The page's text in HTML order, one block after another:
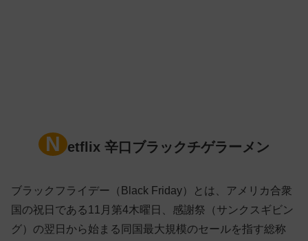
N etflix 辛口ブラックチゲラーメン
ブラックフライデー（Black Friday）とは、アメリカ合衆
国の祝日である11月第4木曜日、感謝祭（サンクスギビン
グ）の翌日から始まる同国最大規模のセールを指す総称